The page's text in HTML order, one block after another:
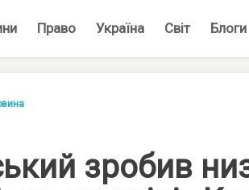
Право Україна Світ Блоги
зробив